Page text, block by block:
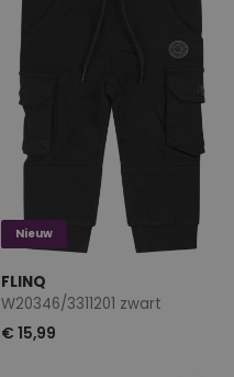
Nieuw
FLINQ
W20346/3311201 zwart
€ 15,99